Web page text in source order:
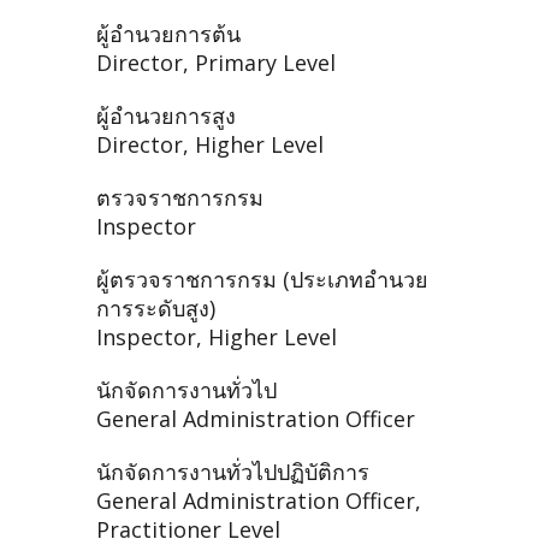
ผู้อำนวยการต้น
Director, Primary Level
ผู้อำนวยการสูง
Director, Higher Level
ตรวจราชการกรม
Inspector
ผู้ตรวจราชการกรม (ประเภทอำนวย
การระดับสูง)
Inspector, Higher Level
นักจัดการงานทั่วไป
General Administration Officer
นักจัดการงานทั่วไปปฏิบัติการ
General Administration Officer,
Practitioner Level